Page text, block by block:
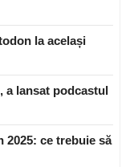
la același
a lansat podcastul
2025: ce trebuie să